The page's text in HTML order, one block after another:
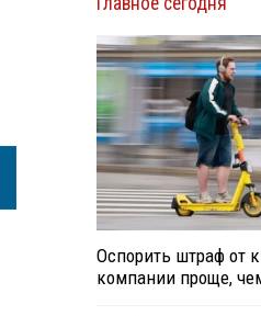
Оспорить штраф от
компании проще,